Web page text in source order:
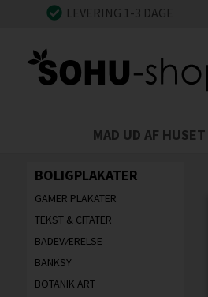
LEVERING 1-3 DAGE
MAD UD AF HUSET
BOLIGPLAKATER
GAMER PLAKATER
TEKST & CITATER
BADEVÆRELSE
BANKSY
BOTANIK ART